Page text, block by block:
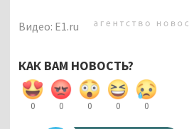
Видео: E1.ru
КАК ВАМ НОВОСТЬ?
0 0 0 0 0